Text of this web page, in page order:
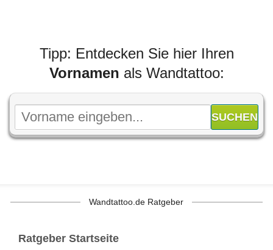
Tipp: Entdecken Sie hier Ihren
Vornamen als Wandtattoo:
Wandtattoo.de Ratgeber
Ratgeber Startseite